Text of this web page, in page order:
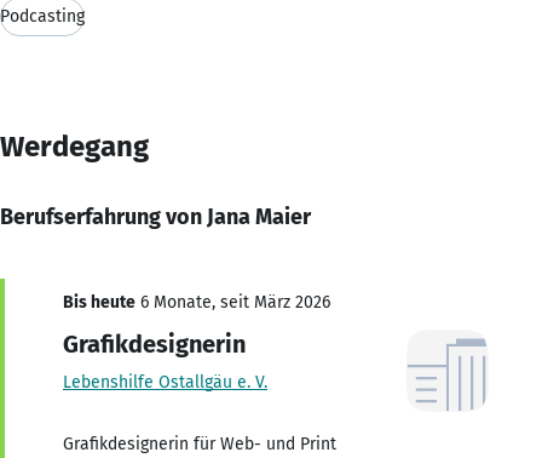
Podcasting
Werdegang
Berufserfahrung von Jana Maier
Bis heute 6 Monate, seit März 2026
Grafikdesignerin
Lebenshilfe Ostallgäu e. V.
Grafikdesignerin für Web- und Print